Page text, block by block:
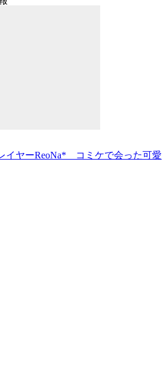
イヤーReoNa* コミケで会った可愛